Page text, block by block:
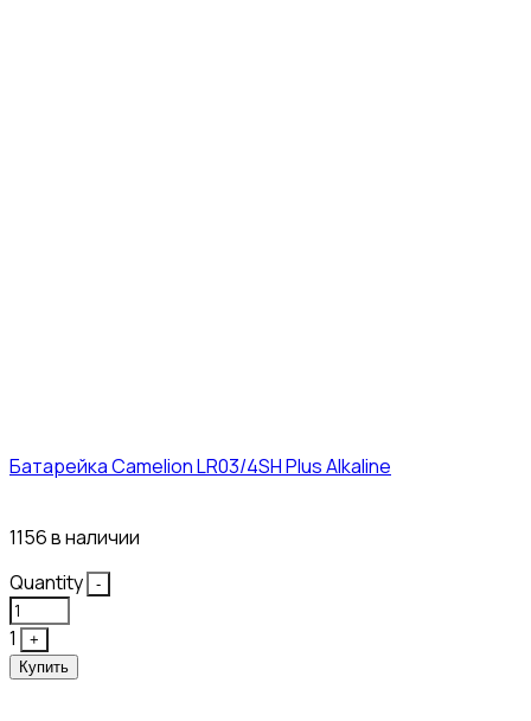
Батарейка Camelion LR03/4SH Plus Alkaline
1156 в наличии
Quantity
-
1
+
Купить